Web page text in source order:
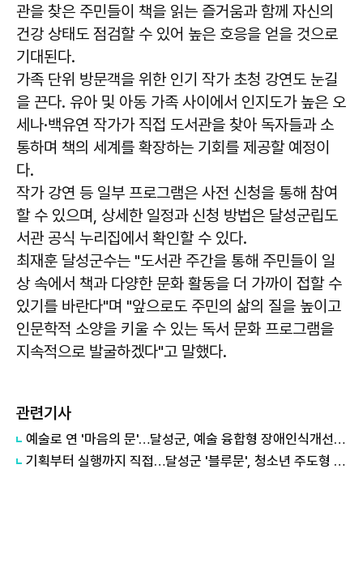
관을 찾은 주민들이 책을 읽는 즐거움과 함께 자신의
건강 상태도 점검할 수 있어 높은 호응을 얻을 것으로
기대된다.
가족 단위 방문객을 위한 인기 작가 초청 강연도 눈길
을 끈다. 유아 및 아동 가족 사이에서 인지도가 높은 오
세나·백유연 작가가 직접 도서관을 찾아 독자들과 소
통하며 책의 세계를 확장하는 기회를 제공할 예정이
다.
작가 강연 등 일부 프로그램은 사전 신청을 통해 참여
할 수 있으며, 상세한 일정과 신청 방법은 달성군립도
서관 공식 누리집에서 확인할 수 있다.
최재훈 달성군수는 "도서관 주간을 통해 주민들이 일
상 속에서 책과 다양한 문화 활동을 더 가까이 접할 수
있기를 바란다"며 "앞으로도 주민의 삶의 질을 높이고
인문학적 소양을 키울 수 있는 독서 문화 프로그램을
지속적으로 발굴하겠다"고 말했다.
관련기사
예술로 연 '마음의 문'…달성군, 예술 융합형 장애인식개선 교육 실시
기획부터 실행까지 직접…달성군 '블루문', 청소년 주도형 교류 모델 제시